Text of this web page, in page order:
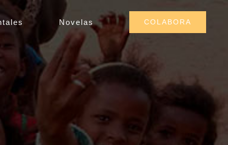
Novelas COLABORA